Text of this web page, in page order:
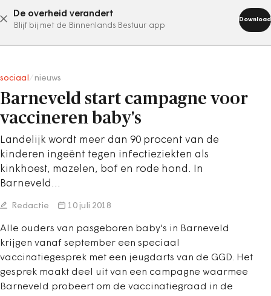
De overheid verandert
Blijf bij met de Binnenlands Bestuur app
Download
abonneer nu
sociaal nieuws
Barneveld start campagne voor
vaccineren baby's
Landelijk wordt meer dan 90 procent van de
kinderen ingeënt tegen infectieziekten als
kinkhoest, mazelen, bof en rode hond. In
Barneveld…
Redactie 10 juli 2018
Alle ouders van pasgeboren baby's in Barneveld
krijgen vanaf september een speciaal
vaccinatiegesprek met een jeugdarts van de GGD. Het
gesprek maakt deel uit van een campagne waarmee
Barneveld probeert om de vaccinatiegraad in de